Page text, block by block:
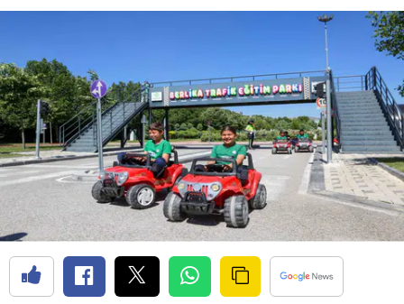
Çanakkale
Çorum
Denizli
Diyarbakır
Edirne
Elazığ
Erzincan